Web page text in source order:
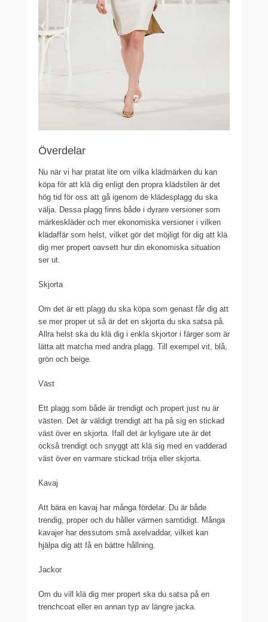
Överdelar
Nu när vi har pratat lite om vilka klädmärken du kan
köpa för att klä dig enligt den propra klädstilen är det
hög tid för oss att gå igenom de klädesplagg du ska
välja. Dessa plagg finns både i dyrare versioner som
märkeskläder och mer ekonomiska versioner i vilken
klädaffär som helst, vilket gör det möjligt för dig att klä
dig mer propert oavsett hur din ekonomiska situation
ser ut.
Skjorta
Om det är ett plagg du ska köpa som genast får dig att
se mer proper ut så är det en skjorta du ska satsa på.
Allra helst ska du klä dig i enkla skjortor i färger som är
lätta att matcha med andra plagg. Till exempel vit, blå,
grön och beige.
Väst
Ett plagg som både är trendigt och propert just nu är
västen. Det är väldigt trendigt att ha på sig en stickad
väst över en skjorta. Ifall det är kyligare ute är det
också trendigt och snyggt att klä sig med en vadderad
väst över en varmare stickad tröja eller skjorta.
Kavaj
Att bära en kavaj har många fördelar. Du är både
trendig, proper och du håller värmen samtidigt. Många
kavajer har dessutom små axelvaddar, vilket kan
hjälpa dig att få en bättre hållning.
Jackor
Om du vill klä dig mer propert ska du satsa på en
trenchcoat eller en annan typ av längre jacka.